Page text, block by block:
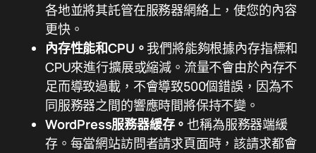
各地並將其託管在服務器網絡上，使您的內容
更快。
內存性能和CPU。 我們將能夠根據內存指標和
CPU來進行擴展或縮減。流量不會由於內存不
足而導致過載，不會導致500個錯誤，因為不
同服務器之間的響應時間將保持不變。
WordPress服務器緩存。也稱為服務器端緩
存。每當網站訪問者請求頁面時，該請求都會